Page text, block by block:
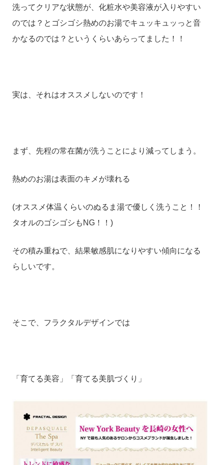
洗ってクリアな状態が、化粧水や美容液が入りやすい
のでは？とゴシゴシ熱めのお湯でキュッキュッっと音
かなるのでは？というくらいあらってました！！
実は、それはオススメしないのです！
まず、先程の常在菌が洗うことにより減ってしまう。
熱めのお湯は表面のキメが壊れる
(オススメ体温くらいのぬるま湯で優しく洗うこと！！
タオルのゴシゴシもNG！！)
その積み重ねで、結果敏感肌になりやすい傾向になる
らしいです。
そこで、フラクタルデザインでは
「育てる美容」「育てる美肌づくり」